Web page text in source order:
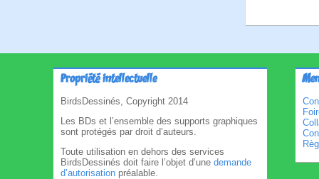
Propriété intellectuelle
BirdsDessinés, Copyright 2014
Les BDs et l’ensemble des supports graphiques
sont protégés par droit d’auteurs.
Toute utilisation en dehors des services
BirdsDessinés doit faire l’objet d’une demande
d’autorisation préalable.